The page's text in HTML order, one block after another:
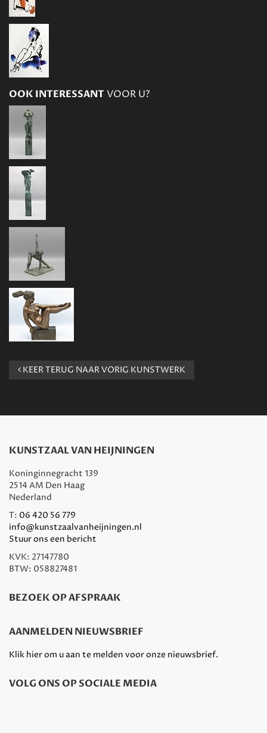
OOK INTERESSANTVOOR U?
KEER TERUG NAAR VORIG KUNSTWERK
KUNSTZAAL VAN HEIJNINGEN
Koninginnegracht 139
2514 AM Den Haag
Nederland
T: 06 420 56 779
info@kunstzaalvanheijningen.nl
Stuur ons een bericht
KVK: 27147780
BTW: 058827481
BEZOEK OP AFSPRAAK
AANMELDEN NIEUWSBRIEF
Klik hier om u aan te melden voor onze nieuwsbrief.
VOLG ONS OP SOCIALE MEDIA